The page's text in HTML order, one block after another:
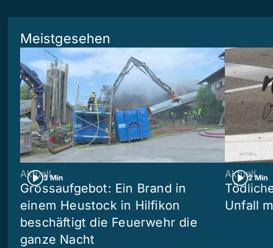
Meistgesehen
3 Min
Aktuell
Grossaufgebot: Ein Brand in
einem Heustock in Hilfikon
beschäftigt die Feuerwehr die
ganze Nacht
2 Min
Aktuell
Unfall